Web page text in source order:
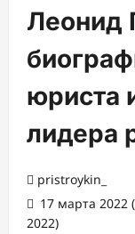
Леонид
юриста
лидера
pristroykin_
17 марта 2022
2022)